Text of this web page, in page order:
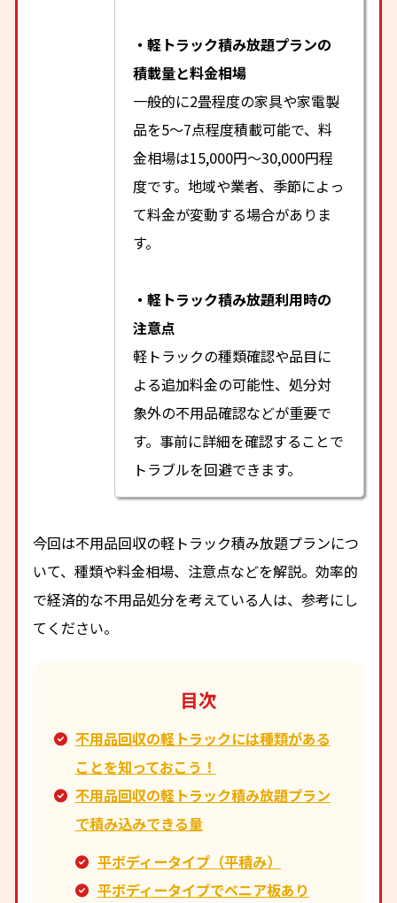
・軽トラック積み放題プランの
積載量と料金相場
一般的に2畳程度の家具や家電製
品を5〜7点程度積載可能で、料
金相場は15,000円〜30,000円程
度です。地域や業者、季節によっ
て料金が変動する場合がありま
す。
・軽トラック積み放題利用時の
注意点
軽トラックの種類確認や品目に
よる追加料金の可能性、処分対
象外の不用品確認などが重要で
す。事前に詳細を確認することで
トラブルを回避できます。
今回は不用品回収の軽トラック積み放題プランにつ
いて、種類や料金相場、注意点などを解説。効率的
で経済的な不用品処分を考えている人は、参考にし
てください。
目次
不用品回収の軽トラックには種類がある
ことを知っておこう！
不用品回収の軽トラック積み放題プラン
で積み込みできる量
平ボディータイプ（平積み）
平ボディータイプでベニア板あり